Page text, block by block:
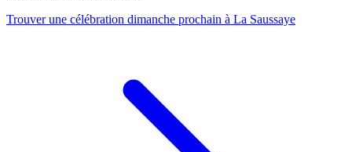
Trouver une célébration dimanche prochain à La Saussaye